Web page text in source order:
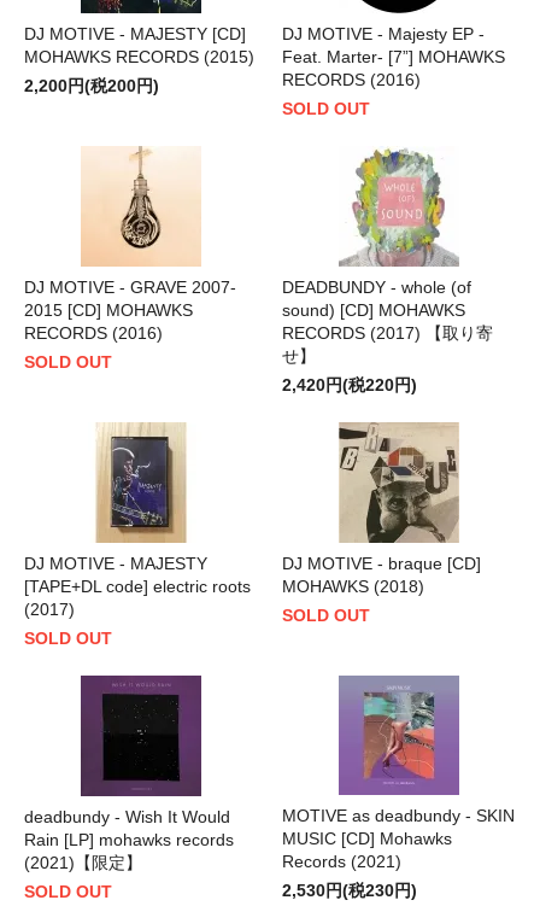
DJ MOTIVE - MAJESTY [CD]
MOHAWKS RECORDS (2015)
2,200円(税200円)
DJ MOTIVE - Majesty EP -
Feat. Marter- [7”] MOHAWKS
RECORDS (2016)
SOLD OUT
DJ MOTIVE - GRAVE 2007-
2015 [CD] MOHAWKS
RECORDS (2016)
SOLD OUT
DEADBUNDY - whole (of
sound) [CD] MOHAWKS
RECORDS (2017) 【取り寄
せ】
2,420円(税220円)
DJ MOTIVE - MAJESTY
[TAPE+DL code] electric roots
(2017)
SOLD OUT
DJ MOTIVE - braque [CD]
MOHAWKS (2018)
SOLD OUT
deadbundy - Wish It Would
Rain [LP] mohawks records
(2021)【限定】
SOLD OUT
MOTIVE as deadbundy - SKIN
MUSIC [CD] Mohawks
Records (2021)
2,530円(税230円)